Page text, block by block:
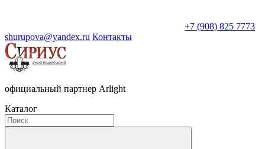
+7 (908) 825 7773
shurupova@yandex.ru Контакты
официальный партнер Arlight
Каталог